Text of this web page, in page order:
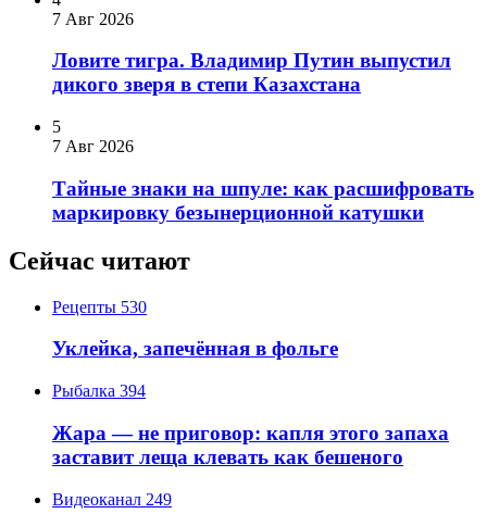
7 Авг 2026
Ловите тигра. Владимир Путин выпустил
дикого зверя в степи Казахстана
5
7 Авг 2026
Тайные знаки на шпуле: как расшифровать
маркировку безынерционной катушки
Сейчас читают
Рецепты 530
Уклейка, запечённая в фольге
Рыбалка 394
Жара — не приговор: капля этого запаха
заставит леща клевать как бешеного
Видеоканал 249